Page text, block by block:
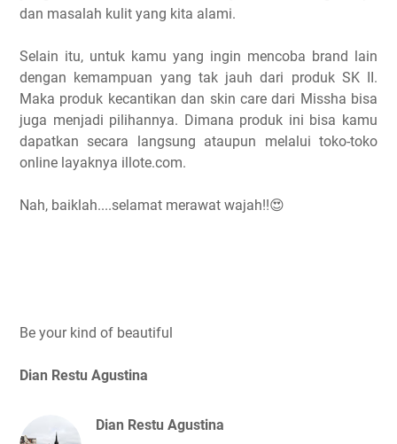
dan masalah kulit yang kita alami.
Selain itu, untuk kamu yang ingin mencoba brand lain
dengan kemampuan yang tak jauh dari produk SK II.
Maka produk kecantikan dan skin care dari Missha bisa
juga menjadi pilihannya. Dimana produk ini bisa kamu
dapatkan secara langsung ataupun melalui toko-toko
online layaknya illote.com.
Nah, baiklah....selamat merawat wajah!!😍
Be your kind of beautiful
Dian Restu Agustina
Dian Restu Agustina